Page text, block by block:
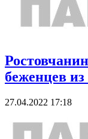
беженцев
27.04.2022 17:18